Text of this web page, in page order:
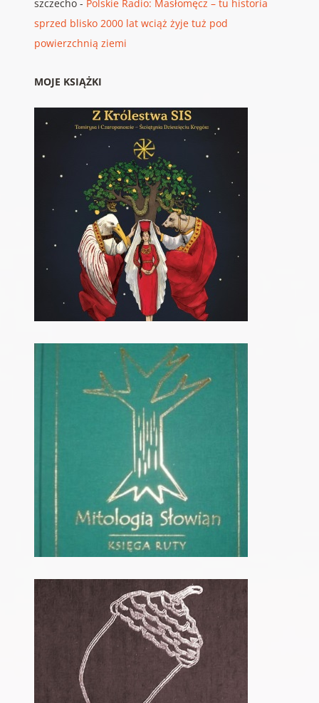
szczecho- Polskie Radio: Masłomęcz – tu historia
sprzed blisko 2000 lat wciąż żyje tuż pod
powierzchnią ziemi
MOJE KSIĄŻKI